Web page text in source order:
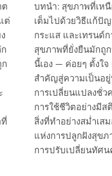
ต
ต่
บทนำ: สุขภาพที่เห
เต็มไปด้วยวิธีแก้ปั
กระแส และเทรนด์
สุขภาพที่ยั่งยืนมักถู
นี้เอง — ค่อยๆ ตั้งใ
สำคัญสู่ความเป็นอ
การเปลี่ยนแปลงชั่
การใช้ชีวิตอย่างมี
สิ่งที่ทำอย่างสม่ำเส
แห่งการปลูกฝังสุข
การปรับเปลี่ยนทัศ